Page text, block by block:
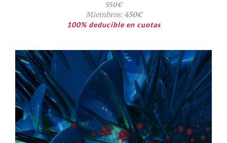
550€
Miembros:450€
100% deducible en cuotas